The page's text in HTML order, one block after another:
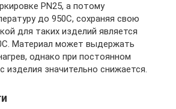
PN25, а потому
до 950C, сохраняя свою
для таких изделий является
Материал может выдержать
однако при постоянном
изделия значительно снижается.